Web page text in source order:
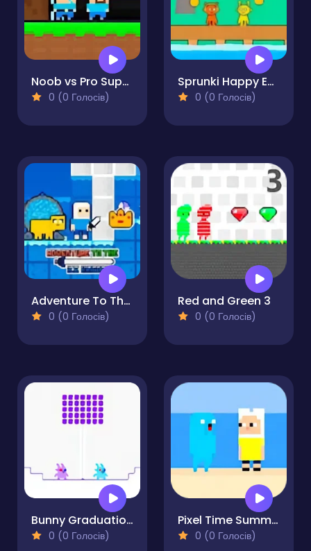
Noob vs Pro Super Hero
0 (0 Голосів)
Sprunki Happy Easter 2Player
0 (0 Голосів)
Adventure To The Ice Kingdom
0 (0 Голосів)
Red and Green 3
0 (0 Голосів)
Bunny Graduation Double
0 (0 Голосів)
Pixel Time Summer
0 (0 Голосів)